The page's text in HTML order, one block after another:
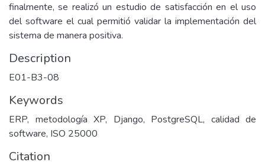
finalmente, se realizó un estudio de satisfacción en el uso
del software el cual permitió validar la implementación del
sistema de manera positiva.
Description
E01-B3-08
Keywords
ERP, metodología XP, Django, PostgreSQL, calidad de
software, ISO 25000
Citation